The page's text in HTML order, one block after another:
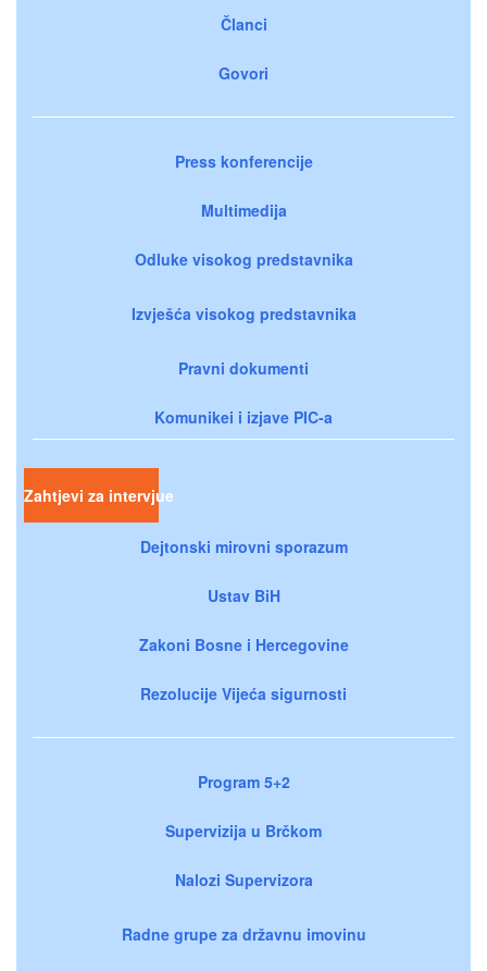
Članci
Govori
Press konferencije
Multimedija
Odluke visokog predstavnika
Izvješća visokog predstavnika
Pravni dokumenti
Komunikei i izjave PIC-a
Zahtjevi za intervjue
Dejtonski mirovni sporazum
Ustav BiH
Zakoni Bosne i Hercegovine
Rezolucije Vijeća sigurnosti
Program 5+2
Supervizija u Brčkom
Nalozi Supervizora
Radne grupe za državnu imovinu